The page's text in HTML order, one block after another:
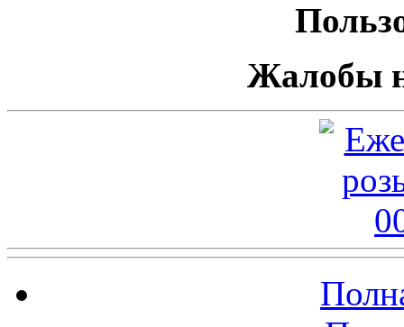
Жалобы